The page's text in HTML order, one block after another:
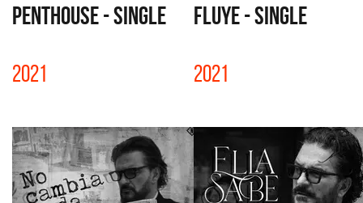
PENTHOUSE - SINGLE
2021
FLUYE - SINGLE
2021